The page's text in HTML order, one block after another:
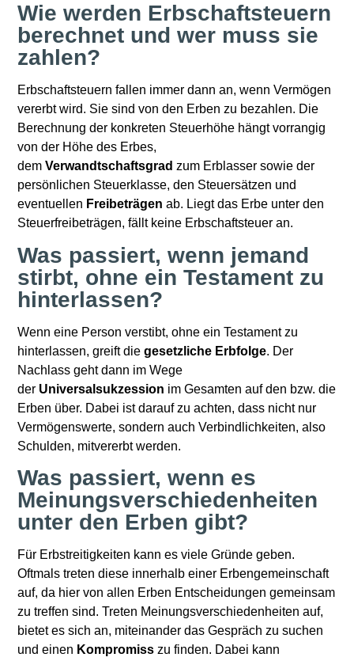
Wie werden Erbschaftsteuern
berechnet und wer muss sie
zahlen?
Erbschaftsteuern fallen immer dann an, wenn Vermögen
vererbt wird. Sie sind von den Erben zu bezahlen. Die
Berechnung der konkreten Steuerhöhe hängt vorrangig
von der Höhe des Erbes,
demVerwandtschaftsgrad zum Erblasser sowie der
persönlichen Steuerklasse, den Steuersätzen und
eventuellen Freibeträgen ab. Liegt das Erbe unter den
Steuerfreibeträgen, fällt keine Erbschaftsteuer an.
Was passiert, wenn jemand
stirbt, ohne ein Testament zu
hinterlassen?
Wenn eine Person verstibt, ohne ein Testament zu
hinterlassen, greift diegesetzliche Erbfolge. Der
Nachlass geht dann im Wege
der Universalsukzession im Gesamten auf den bzw. die
Erben über. Dabei ist darauf zu achten, dass nicht nur
Vermögenswerte, sondern auch Verbindlichkeiten, also
Schulden, mitvererbt werden.
Was passiert, wenn es
Meinungsverschiedenheiten
unter den Erben gibt?
Für Erbstreitigkeiten kann es viele Gründe geben.
Oftmals treten diese innerhalb einer Erbengemeinschaft
auf, da hier von allen Erben Entscheidungen gemeinsam
zu treffen sind. Treten Meinungsverschiedenheiten auf,
bietet es sich an, miteinander das Gespräch zu suchen
und einen Kompromiss zu finden. Dabei kann